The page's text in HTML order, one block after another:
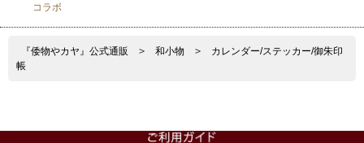
コラボ
『倭物やカヤ』公式通販 > 和小物 >
カレンダー/ステッカー/御朱印
帳